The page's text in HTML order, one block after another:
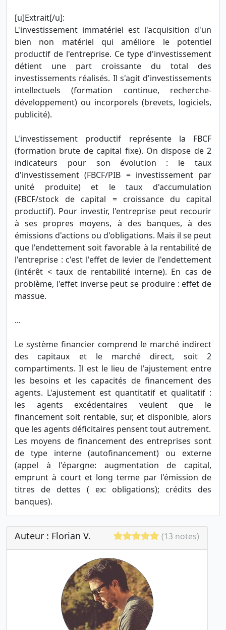
[u]Extrait[/u]:
L'investissement immatériel est l'acquisition d'un
bien non matériel qui améliore le potentiel
productif de l'entreprise. Ce type d'investissement
détient une part croissante du total des
investissements réalisés. Il s'agit d'investissements
intellectuels (formation continue, recherche-
développement) ou incorporels (brevets, logiciels,
publicité).
L'investissement productif représente la FBCF
(formation brute de capital fixe). On dispose de 2
indicateurs pour son évolution : le taux
d'investissement (FBCF/PIB = investissement par
unité produite) et le taux d'accumulation
(FBCF/stock de capital = croissance du capital
productif). Pour investir, l'entreprise peut recourir
à ses propres moyens, à des banques, à des
émissions d'actions ou d'obligations. Mais il se peut
que l'endettement soit favorable à la rentabilité de
l'entreprise : c'est l'effet de levier de l'endettement
(intérêt < taux de rentabilité interne). En cas de
problème, l'effet inverse peut se produire : effet de
massue.
...
Le système financier comprend le marché indirect
des capitaux et le marché direct, soit 2
compartiments. Il est le lieu de l'ajustement entre
les besoins et les capacités de financement des
agents. L'ajustement est quantitatif et qualitatif :
les agents excédentaires veulent que le
financement soit rentable, sur, et disponible, alors
que les agents déficitaires pensent tout autrement.
Les moyens de financement des entreprises sont
de type interne (autofinancement) ou externe
(appel à l'épargne: augmentation de capital,
emprunt à court et long terme par l'émission de
titres de dettes ( ex: obligations); crédits des
banques).
Auteur : Florian V. (13 notes)